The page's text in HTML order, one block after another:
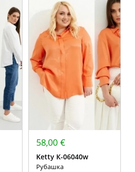
58,00 €
Ketty К-06040w
Рубашка